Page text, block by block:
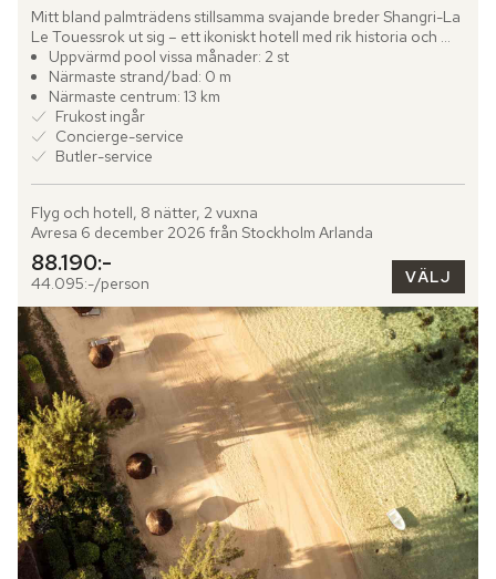
Mitt bland palmträdens stillsamma svajande breder Shangri-La
Le Touessrok ut sig – ett ikoniskt hotell med rik historia och
samtida, lyxig design. På Mauritius östkust, nära den...
Uppvärmd pool vissa månader: 2 st
Närmaste strand/bad: 0 m
Närmaste centrum: 13 km
Frukost ingår
Concierge-service
Butler-service
Flyg och hotell, 8 nätter, 2 vuxna
Avresa 6 december 2026 från Stockholm Arlanda
88.190:-
44.095:-/person VÄLJ